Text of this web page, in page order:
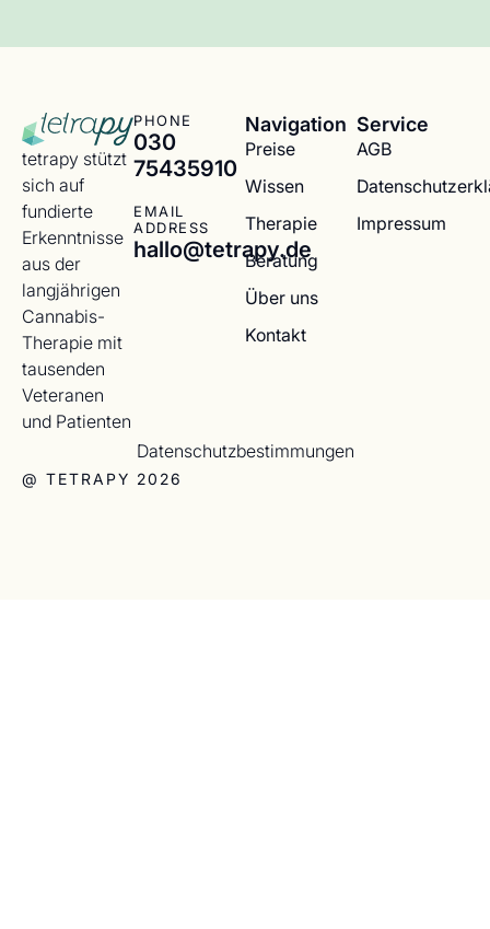
tetrapy stützt
sich auf
fundierte
Erkenntnisse
aus der
langjährigen
Cannabis-
Therapie mit
tausenden
Veteranen
und Patienten
PHONE
030
75435910
EMAIL
ADDRESS
hallo@tetrapy.de
Navigation
Preise
Wissen
Therapie
Beratung
Über uns
Kontakt
Service
AGB
Impressum
@ TETRAPY 2026
Datenschutzbestimmungen